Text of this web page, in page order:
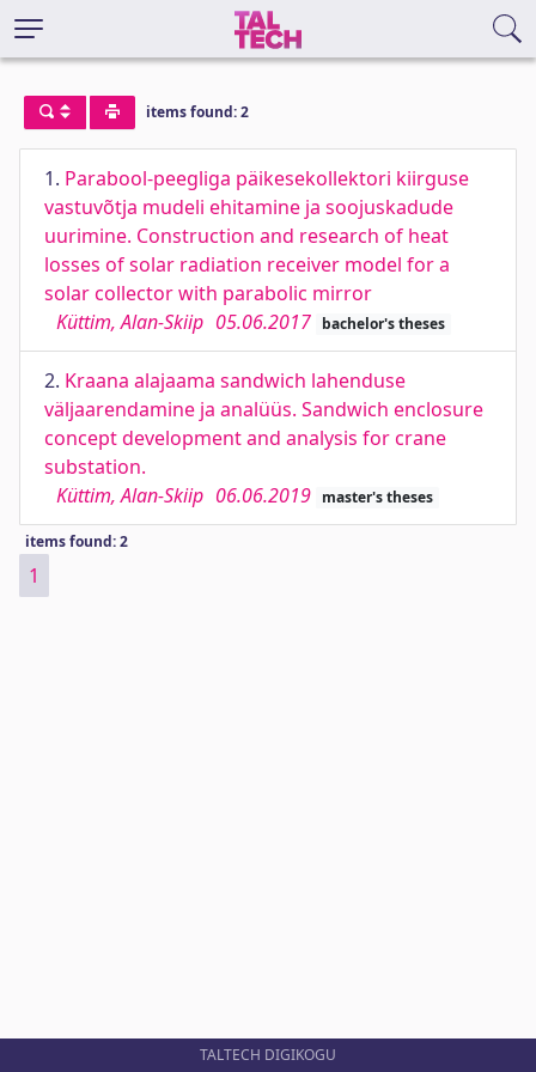
items found: 2
1. Parabool-peegliga päikesekollektori kiirguse
vastuvõtja mudeli ehitamine ja soojuskadude
uurimine. Construction and research of heat
losses of solar radiation receiver model for a
solar collector with parabolic mirror
Küttim, Alan-Skiip 05.06.2017 bachelor's theses
2. Kraana alajaama sandwich lahenduse
väljaarendamine ja analüüs. Sandwich enclosure
concept development and analysis for crane
substation.
Küttim, Alan-Skiip 06.06.2019 master's theses
items found: 2
1
TALTECH DIGIKOGU